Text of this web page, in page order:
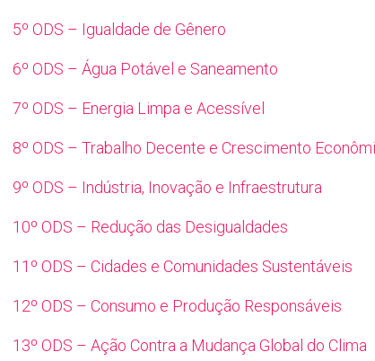
5º ODS – Igualdade de Gênero
6º ODS – Água Potável e Saneamento
7º ODS – Energia Limpa e Acessível
8º ODS – Trabalho Decente e Crescimento
9º ODS – Indústria, Inovação e Infraestrutura
10º ODS – Redução das Desigualdades
11º ODS – Cidades e Comunidades Sustentáveis
12º ODS – Consumo e Produção Responsáveis
13º ODS – Ação Contra a Mudança Global do Clima